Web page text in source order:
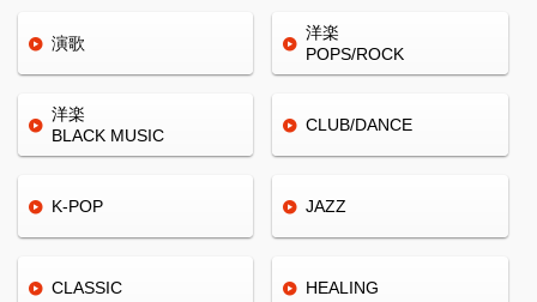
演歌
洋楽
POPS/ROCK
洋楽
BLACK MUSIC
CLUB/DANCE
K-POP JAZZ
CLASSIC HEALING